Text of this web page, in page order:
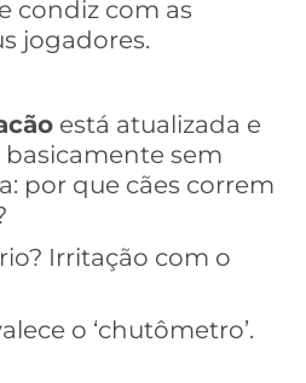
condiz com as
jogadores.
está atualizada e
sem
por que cães correm
Irritação com o
o ‘chutômetro’.